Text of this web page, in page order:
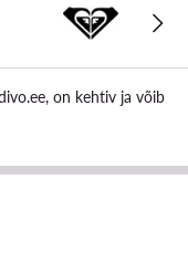
on kehtiv ja võib